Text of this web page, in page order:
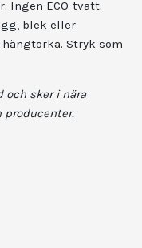
Ingen ECO-tvätt.
blek eller
Stryk som
och sker i nära
producenter.